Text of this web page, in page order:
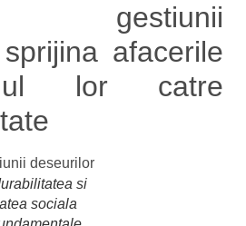
gestiunii
afacerile
lor catre
si
sociala